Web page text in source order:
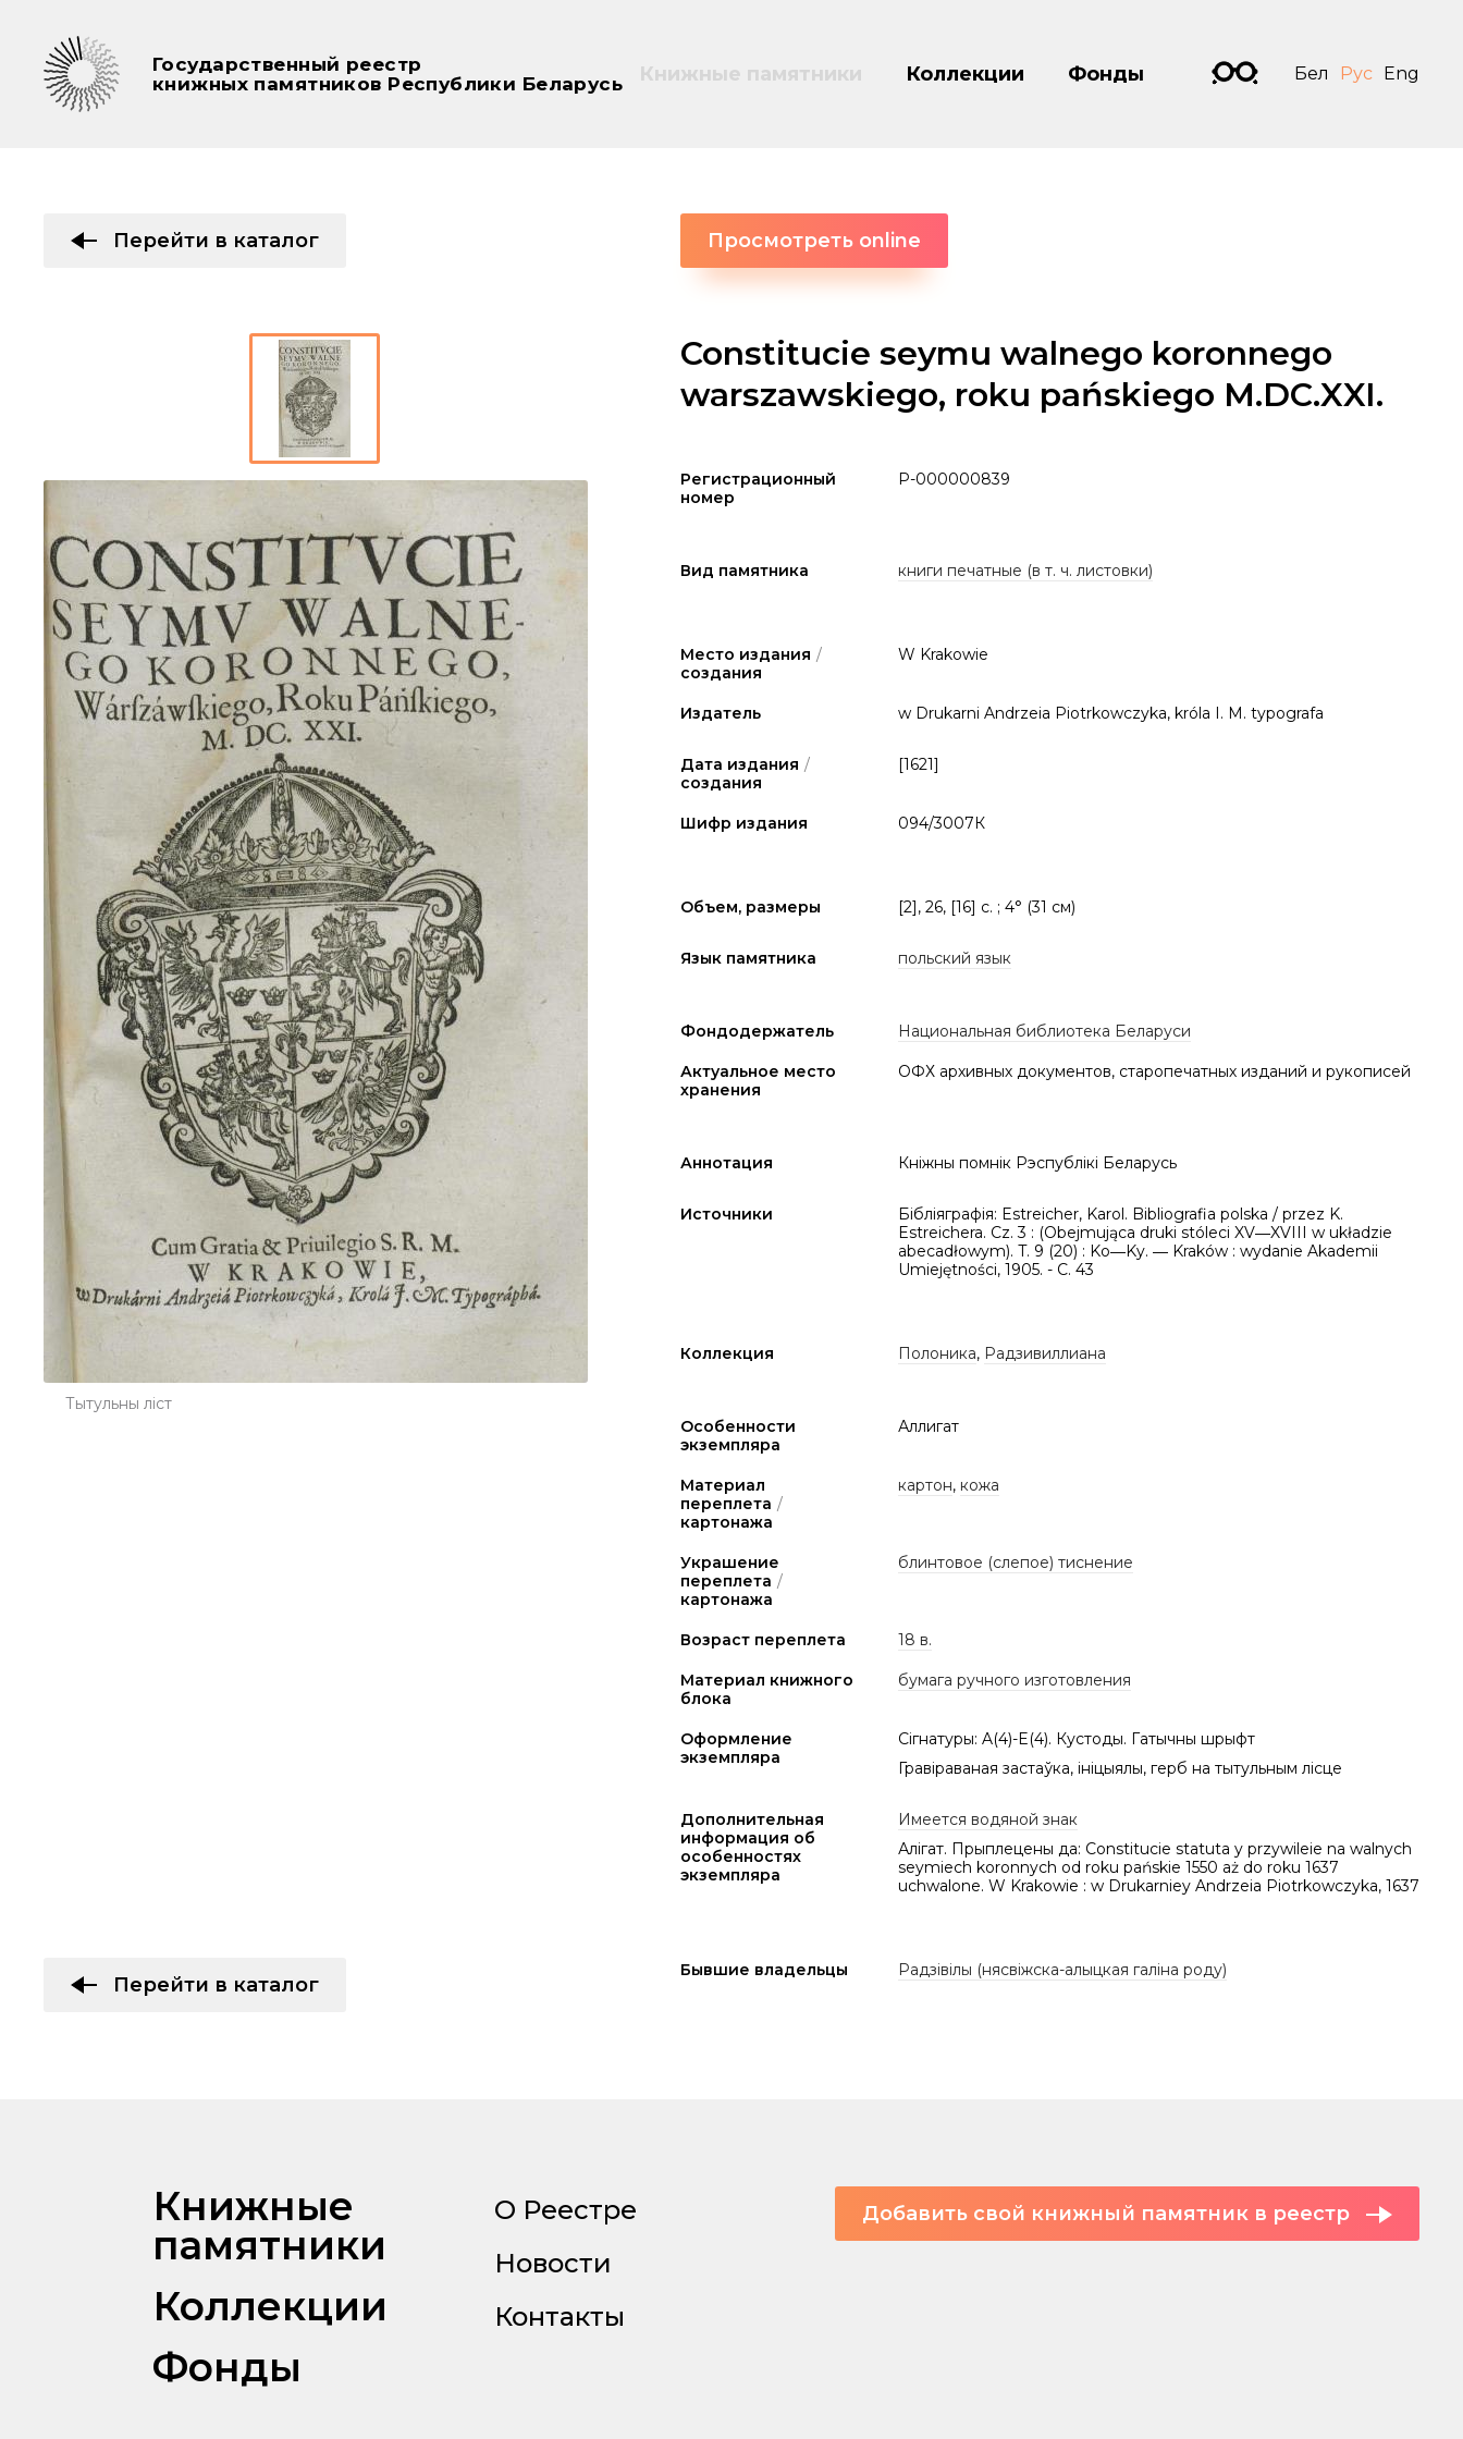
Государственный реестр
книжных памятников Республики Беларусь
Книжные памятники Коллекции Фонды Бел Рус Eng
Перейти в каталог
Тытульны ліст
Перейти в каталог
Просмотреть online
Constitucie seymu walnego koronnego
warszawskiego, roku pańskiego M.DC.XXI.
Регистрационный
номер
P-000000839
Вид памятника книги печатные (в т. ч. листовки)
Место издания /
создания
W Krakowie
Издатель w Drukarni Andrzeia Piotrkowczyka, króla I. M. typografa
Дата издания /
создания
[1621]
Шифр издания 094/3007К
Объем, размеры [2], 26, [16] c. ; 4° (31 см)
Язык памятника польский язык
Фондодержатель Национальная библиотека Беларуси
Актуальное место
хранения
ОФХ архивных документов, старопечатных изданий и рукописей
Аннотация Кніжны помнік Рэспублікі Беларусь
Источники
Бібліяграфія: Estreicher, Karol. Bibliografia polska / przez K.
Estreichera. Cz. 3 : (Obejmująca druki stóleci XV―XVIII w układzie
abecadłowym). T. 9 (20) : Ko―Ky. ― Kraków : wydanie Akademii
Umiejętności, 1905. - C. 43
Коллекция Полоника, Радзивиллиана
Особенности
экземпляра
Аллигат
Материал
переплета /
картонажа
картон, кожа
Украшение
переплета /
картонажа
блинтовое (слепое) тиснение
Возраст переплета 18 в.
Материал книжного
блока
бумага ручного изготовления
Оформление
экземпляра
Сігнатуры: A(4)-E(4). Кустоды. Гатычны шрыфт
Гравіраваная застаўка, ініцыялы, герб на тытульным лісце
Дополнительная
информация об
особенностях
экземпляра
Имеется водяной знак
Алігат. Прыплецены да: Constitucie statuta y przywileie na walnych
seymiech koronnych od roku pańskie 1550 aż do roku 1637
uchwalone. W Krakowie : w Drukarniey Andrzeia Piotrkowczyka, 1637
Бывшие владельцы Радзівілы (нясвіжска-алыцкая галіна роду)
Книжные
памятники
Коллекции
Фонды
О Реестре
Новости
Контакты
Добавить свой книжный памятник в реестр